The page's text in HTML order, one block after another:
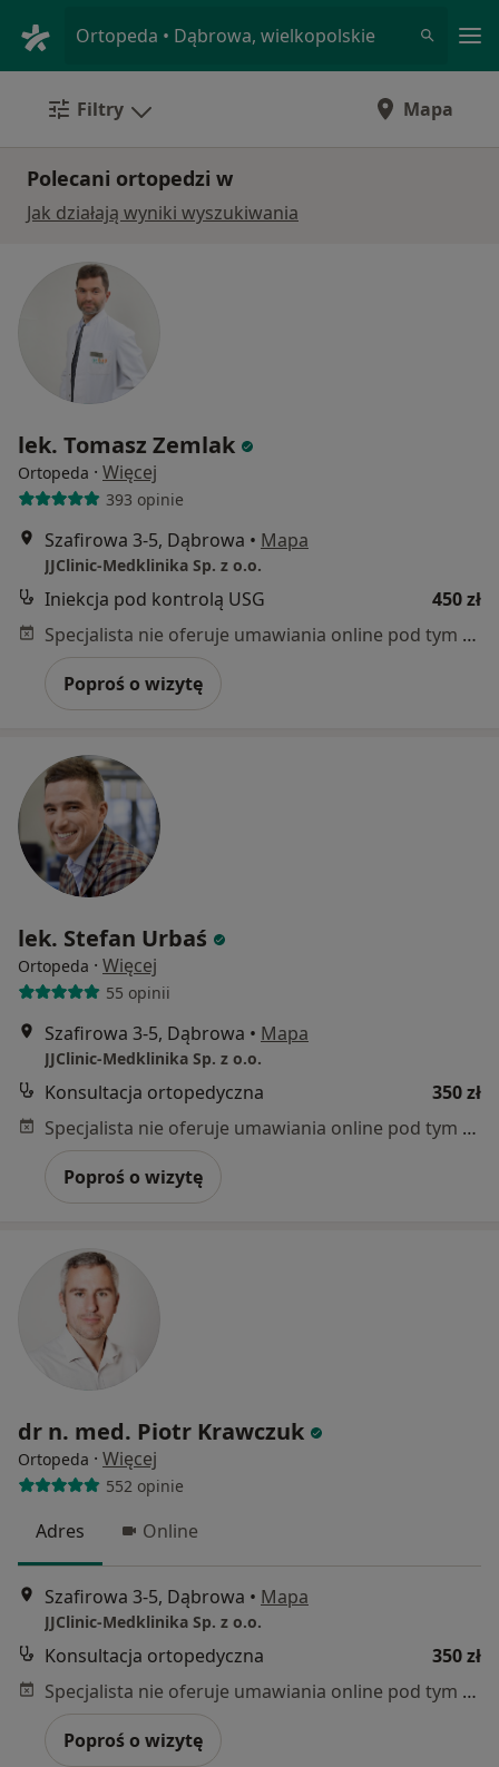
Ortopeda • Dąbrowa, wielkopolskie
Filtry Mapa
Polecani ortopedzi w
Jak działają wyniki wyszukiwania
lek. Tomasz Zemlak
Ortopeda · Więcej
393 opinie
Szafirowa 3-5, Dąbrowa • Mapa
JJClinic-Medklinika Sp. z o.o.
Iniekcja pod kontrolą USG
450 zł
Specjalista nie oferuje umawiania online pod tym adresem.
Poproś o wizytę
lek. Stefan Urbaś
Ortopeda · Więcej
55 opinii
Szafirowa 3-5, Dąbrowa • Mapa
JJClinic-Medklinika Sp. z o.o.
Konsultacja ortopedyczna
350 zł
Specjalista nie oferuje umawiania online pod tym adresem.
Poproś o wizytę
dr n. med. Piotr Krawczuk
Ortopeda · Więcej
552 opinie
Adres Online
Szafirowa 3-5, Dąbrowa • Mapa
JJClinic-Medklinika Sp. z o.o.
Konsultacja ortopedyczna
350 zł
Specjalista nie oferuje umawiania online pod tym adresem.
Poproś o wizytę